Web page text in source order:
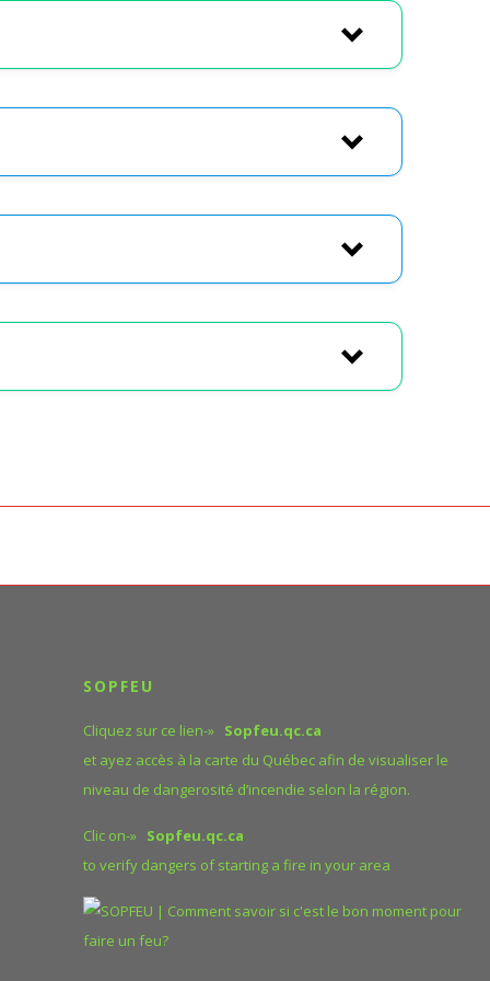
PDF
cliquez ICI
SOPFEU
Cliquez sur ce lien-» Sopfeu.qc.ca
et ayez accès à la carte du Québec afin de visualiser le
niveau de dangerosité d’incendie selon la région.
Clic on-» Sopfeu.qc.ca
to verify dangers of starting a fire in your area